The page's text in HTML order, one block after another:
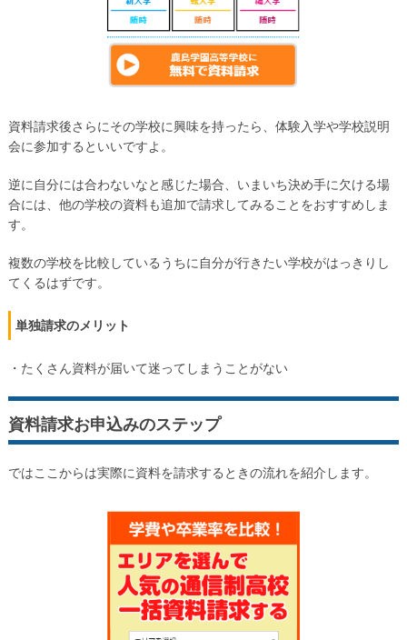
資料請求後さらにその学校に興味を持ったら、体験入学や学校説明
会に参加するといいですよ。
逆に自分には合わないなと感じた場合、いまいち決め手に欠ける場
合には、他の学校の資料も追加で請求してみることをおすすめしま
す。
複数の学校を比較しているうちに自分が行きたい学校がはっきりし
てくるはずです。
単独請求のメリット
・たくさん資料が届いて迷ってしまうことがない
資料請求お申込みのステップ
ではここからは実際に資料を請求するときの流れを紹介します。